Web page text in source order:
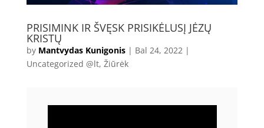
PRISIMINK IR ŠVĘSK PRISIKĖLUSĮ JĖZŲ
KRISTŲ
by Mantvydas Kunigonis| Bal 24, 2022 |
Uncategorized @lt, Žiūrėk